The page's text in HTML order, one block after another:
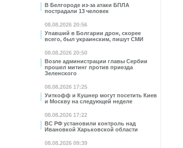
В Белгороде из-за атаки БПЛА
пострадали 13 человек
08.08.2026 20:56
Упавший в Болгарии дрон, скорее
всего, был украинским, пишут СМИ
08.08.2026 20:50
Возле администрации главы Сербии
прошел митинг против приезда
Зеленского
08.08.2026 17:25
Уиткофф и Кушнер могут посетить Киев
и Москву на следующей неделе
08.08.2026 17:22
ВС РФ установили контроль над
Ивановкой Харьковской области
08.08.2026 09:39